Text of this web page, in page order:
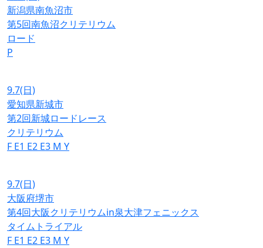
新潟県南魚沼市
第5回南魚沼クリテリウム
ロード
P
9.7(日)
愛知県新城市
第2回新城ロードレース
クリテリウム
F E1 E2 E3 M Y
9.7(日)
大阪府堺市
第4回大阪クリテリウムin泉大津フェニックス
タイムトライアル
F E1 E2 E3 M Y